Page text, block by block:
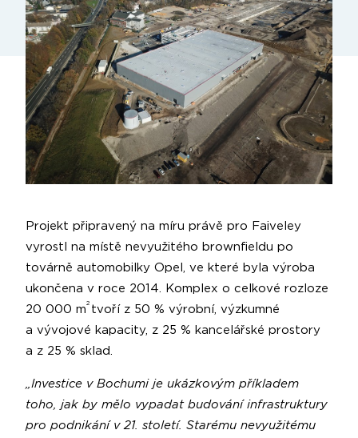
Projekt připravený na míru právě pro Faiveley
vyrostl na místě nevyužitého brownfieldu po
továrně automobilky Opel, ve které byla výroba
ukončena v roce 2014. Komplex o celkové rozloze
20 000 m2 tvoří z 50 % výrobní, výzkumné
a vývojové kapacity, z 25 % kancelářské prostory
a z 25 % sklad.
„Investice v Bochumi je ukázkovým příkladem
toho, jak by mělo vypadat budování infrastruktury
pro podnikání v 21. století. Starému nevyužitému